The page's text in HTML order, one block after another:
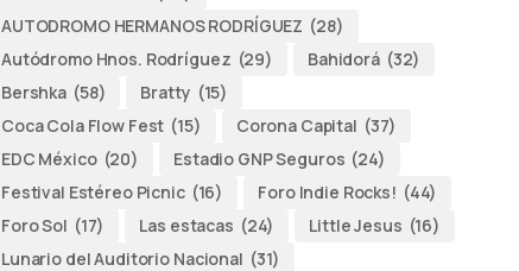
AUTODROMO HERMANOS RODRÍGUEZ (28)
Autódromo Hnos. Rodríguez (29) Bahidorá (32)
Bershka (58) Bratty (15)
Coca Cola Flow Fest (15) Corona Capital (37)
EDC México (20) Estadio GNP Seguros (24)
Festival Estéreo Picnic (16) Foro Indie Rocks! (44)
Foro Sol (17) Las estacas (24) Little Jesus (16)
Lunario del Auditorio Nacional (31)